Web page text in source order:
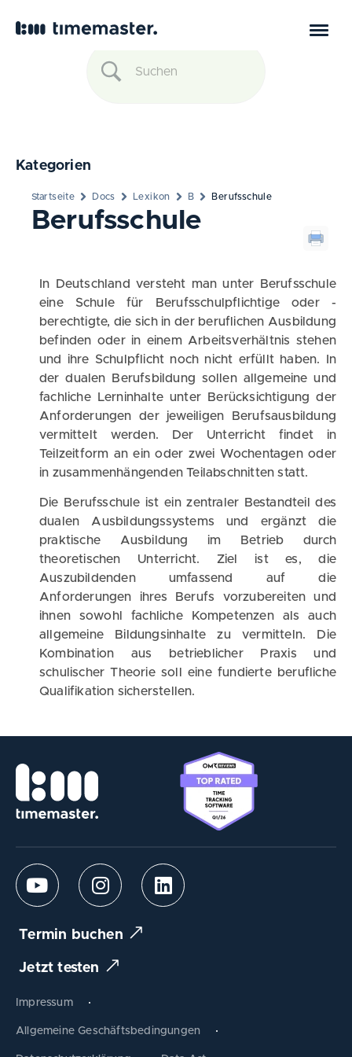
Kategorien
Startseite Docs Lexikon B Berufsschule
Berufsschule
In Deutschland versteht man unter Berufsschule
eine Schule für Berufsschulpflichtige oder -
berechtigte, die sich in der beruflichen Ausbildung
befinden oder in einem Arbeitsverhältnis stehen
und ihre Schulpflicht noch nicht erfüllt haben. In
der dualen Berufsbildung sollen allgemeine und
fachliche Lerninhalte unter Berücksichtigung der
Anforderungen der jeweiligen Berufsausbildung
vermittelt werden. Der Unterricht findet in
Teilzeitform an ein oder zwei Wochentagen oder
in zusammenhängenden Teilabschnitten statt.
Die Berufsschule ist ein zentraler Bestandteil des
dualen Ausbildungssystems und ergänzt die
praktische Ausbildung im Betrieb durch
theoretischen Unterricht. Ziel ist es, die
Auszubildenden umfassend auf die
Anforderungen ihres Berufs vorzubereiten und
ihnen sowohl fachliche Kompetenzen als auch
allgemeine Bildungsinhalte zu vermitteln. Die
Kombination aus betrieblicher Praxis und
schulischer Theorie soll eine fundierte berufliche
Qualifikation sicherstellen.
Termin buchen
Jetzt testen
Impressum
Allgemeine Geschäftsbedingungen